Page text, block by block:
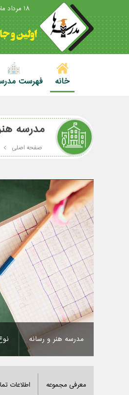
18 مرداد ماه 1405
خانه فهرست
مدرسه
صفحه اصلی
مدرسه هنر و رسانه
معرفی مجموعه اطلاعات